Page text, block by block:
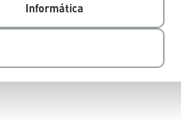
Informática